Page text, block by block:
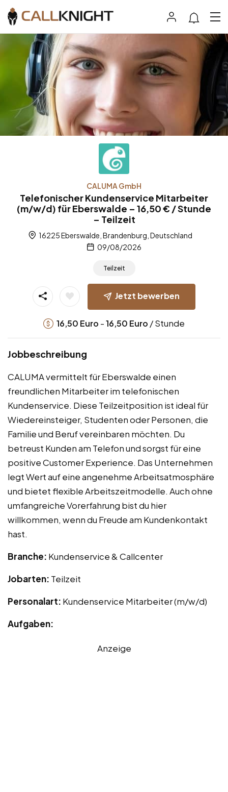
CALUMA GmbH
Telefonischer Kundenservice Mitarbeiter
(m/w/d) für Eberswalde – 16,50 € / Stunde
– Teilzeit
16225 Eberswalde, Brandenburg, Deutschland
09/08/2026
Teilzeit
Jetzt bewerben
16,50 Euro -16,50 Euro / Stunde
Jobbeschreibung
CALUMA vermittelt für Eberswalde einen
freundlichen Mitarbeiter im telefonischen
Kundenservice. Diese Teilzeitposition ist ideal für
Wiedereinsteiger, Studenten oder Personen, die
Familie und Beruf vereinbaren möchten. Du
betreust Kunden am Telefon und sorgst für eine
positive Customer Experience. Das Unternehmen
legt Wert auf eine angenehme Arbeitsatmosphäre
und bietet flexible Arbeitszeitmodelle. Auch ohne
umfangreiche Vorerfahrung bist du hier
willkommen, wenn du Freude am Kundenkontakt
hast.
Branche: Kundenservice & Callcenter
Jobarten: Teilzeit
Personalart: Kundenservice Mitarbeiter (m/w/d)
Aufgaben:
Anzeige